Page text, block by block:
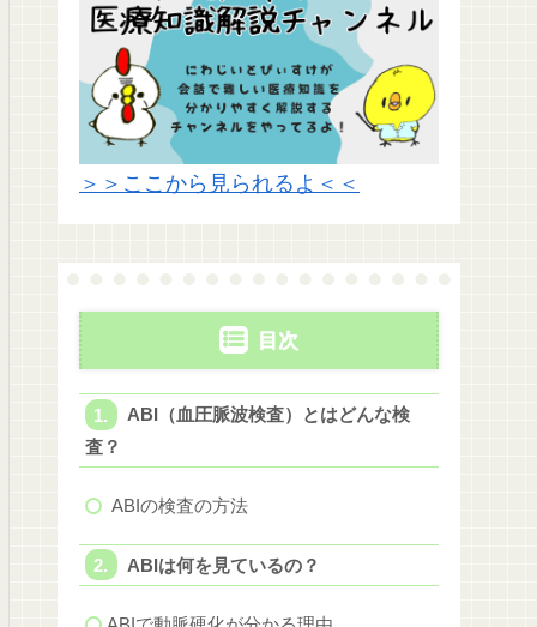
＞＞ここから見られるよ＜＜
目次
ABI（血圧脈波検査）とはどんな検
査？
ABIの検査の方法
ABIは何を見ているの？